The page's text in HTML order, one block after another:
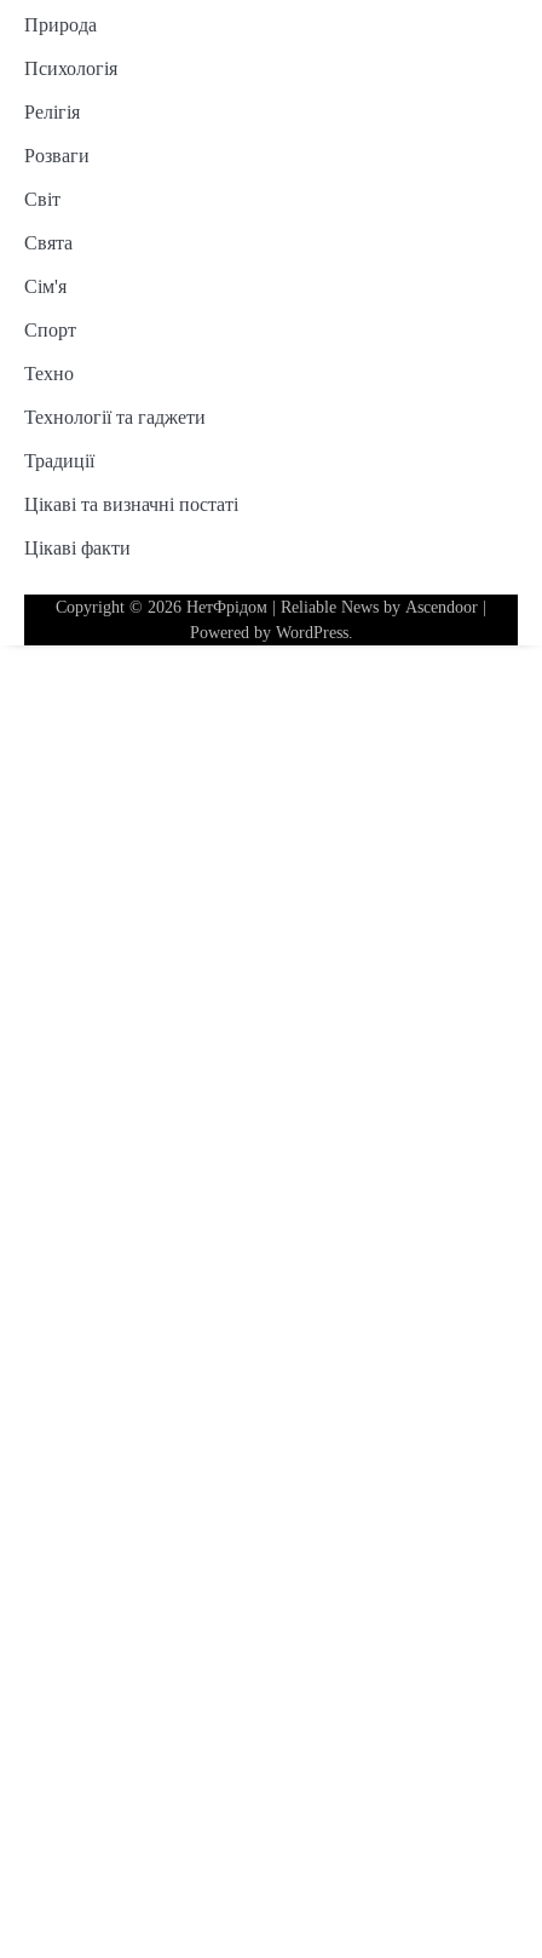
Природа
Психологія
Релігія
Розваги
Світ
Свята
Сім'я
Спорт
Техно
Технології та гаджети
Традиції
Цікаві та визначні постаті
Цікаві факти
Copyright © 2026 НетФрідом | Reliable News by Ascendoor
Powered by WordPress.